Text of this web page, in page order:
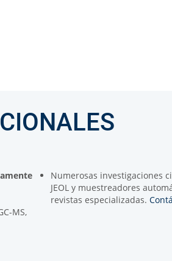
MS,
Numerosas investigaciones
JEOL y muestreadores
revistas especializadas.